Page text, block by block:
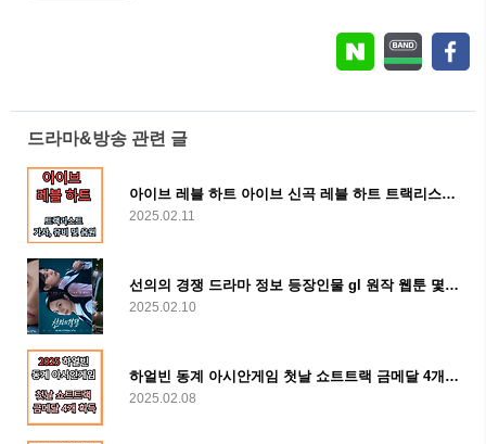
드라마&방송 관련 글
아이브 레블 하트 아이브 신곡 레블 하트 트랙리스트 가사 뮤비 및 음원
2025.02.11
선의의 경쟁 드라마 정보 등장인물 gl 원작 웹툰 몇부작 ott 줄거리 및 결말
2025.02.10
하얼빈 동계 아시안게임 첫날 쇼트트랙 금메달 4개 획득 순위 2위
2025.02.08